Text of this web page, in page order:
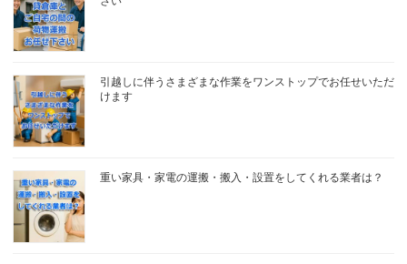
引越しに伴うさまざまな作業をワンストップでお任せいただ
けます
重い家具・家電の運搬・搬入・設置をしてくれる業者は？